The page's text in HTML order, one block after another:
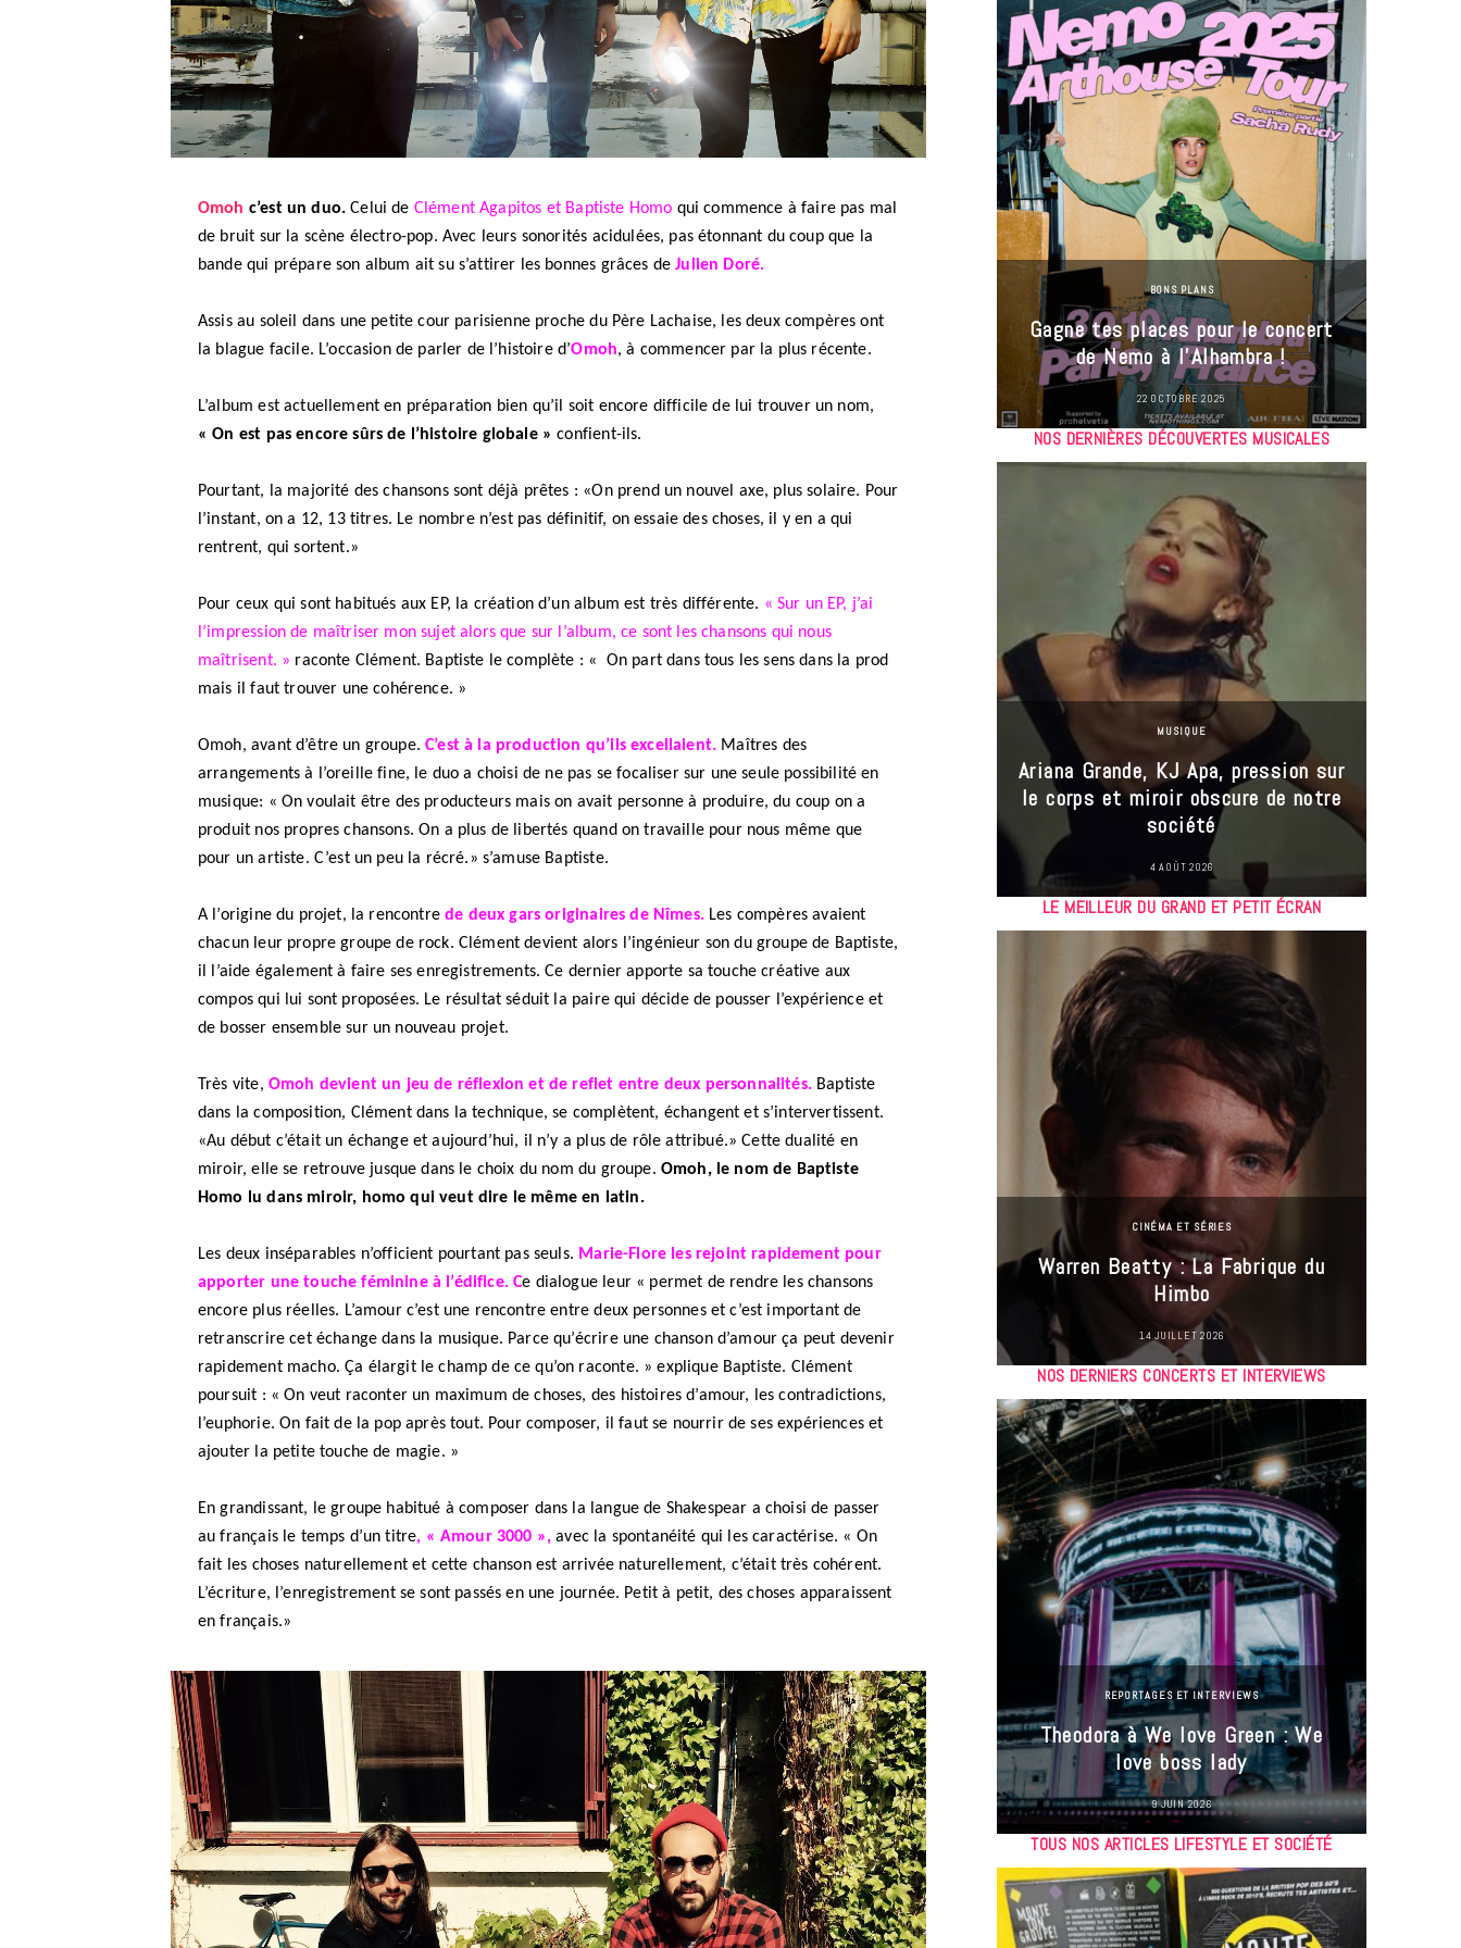
Omoh c’est un duo. Celui de Clément Agapitos et Baptiste Homo qui commence à faire pas mal
de bruit sur la scène électro-pop. Avec leurs sonorités acidulées, pas étonnant du coup que la
bande qui prépare son album ait su s’attirer les bonnes grâces deJulien Doré.
Assis au soleil dans une petite cour parisienne proche du Père Lachaise, les deux compères ont
la blague facile. L’occasion de parler de l’histoire d’Omoh, à commencer par la plus récente.
L’album est actuellement en préparation bien qu’il soit encore difficile de lui trouver un nom,
« On est pas encore sûrs de l’histoire globale » confient-ils.
Pourtant, la majorité des chansons sont déjà prêtes : «On prend un nouvel axe, plus solaire. Pour
l’instant, on a 12, 13 titres. Le nombre n’est pas définitif, on essaie des choses, il y en a qui
rentrent, qui sortent.»
Pour ceux qui sont habitués aux EP, la création d’un album est très différente. « Sur un EP, j’ai
l’impression de maîtriser mon sujet alors que sur l’album, ce sont les chansons qui nous
maîtrisent. » raconte Clément. Baptiste le complète : « On part dans tous les sens dans la prod
mais il faut trouver une cohérence. »
Omoh, avant d’être un groupe. C’est à la production qu’ils excellaient. Maîtres des
arrangements à l’oreille fine, le duo a choisi de ne pas se focaliser sur une seule possibilité en
musique: « On voulait être des producteurs mais on avait personne à produire, du coup on a
produit nos propres chansons. On a plus de libertés quand on travaille pour nous même que
pour un artiste. C’est un peu la récré.» s’amuse Baptiste.
A l’origine du projet, la rencontrede deux gars originaires de Nîmes.Les compères avaient
chacun leur propre groupe de rock. Clément devient alors l’ingénieur son du groupe de Baptiste,
il l’aide également à faire ses enregistrements. Ce dernier apporte sa touche créative aux
compos qui lui sont proposées. Le résultat séduit la paire qui décide de pousser l’expérience et
de bosser ensemble sur un nouveau projet.
Très vite, Omoh devient un jeu de réflexion et de reflet entre deux personnalités. Baptiste
dans la composition, Clément dans la technique, se complètent, échangent et s’intervertissent.
«Au début c’était un échange et aujourd’hui, il n’y a plus de rôle attribué.» Cette dualité en
miroir, elle se retrouve jusque dans le choix du nom du groupe. Omoh, le nom de Baptiste
Homo lu dans miroir, homo qui veut dire le même en latin.
Les deux inséparables n’officient pourtant pas seuls. Marie-Flore les rejoint rapidement pour
apporter une touche féminine à l’édifice. Ce dialogue leur « permet de rendre les chansons
encore plus réelles. L’amour c’est une rencontre entre deux personnes et c’est important de
retranscrire cet échange dans la musique. Parce qu’écrire une chanson d’amour ça peut devenir
rapidement macho. Ça élargit le champ de ce qu’on raconte. » explique Baptiste. Clément
poursuit : « On veut raconter un maximum de choses, des histoires d’amour, les contradictions,
l’euphorie. On fait de la pop après tout. Pour composer, il faut se nourrir de ses expériences et
ajouter la petite touche de magie. »
En grandissant, le groupe habitué à composer dans la langue de Shakespear a choisi de passer
au français le temps d’un titre, « Amour 3000 », avec la spontanéité qui les caractérise. « On
fait les choses naturellement et cette chanson est arrivée naturellement, c’était très cohérent.
L’écriture, l’enregistrement se sont passés en une journée. Petit à petit, des choses apparaissent
en français.»
concerts, expos, kart, aéroplume…
à la Cité des Sciences
BONS PLANS
Gagne tes places pour le concert
de Nemo à l’Alhambra !
22 OCTOBRE 2025
NOS DERNIÈRES DÉCOUVERTES MUSICALES
Cage The Elephant, l’ivoire du rock
dévoile « Beaches In Tennessee »
MUSIQUE
Ariana Grande, KJ Apa, pression sur
le corps et miroir obscure de notre
société
4 AOÛT 2026
LE MEILLEUR DU GRAND ET PETIT ÉCRAN
Disclosure Day : le retour en grâce
de Steven Spielberg
9 JUIN 2026
CINÉMA ET SÉRIES
Warren Beatty : La Fabrique du
Himbo
14 JUILLET 2026
NOS DERNIERS CONCERTS ET INTERVIEWS
REPORTAGES ET INTERVIEWS
We Love Green se met au vert sur
la Montagne de Gorillaz
7 JUIN 2026
REPORTAGES ET INTERVIEWS
Theodora à We love Green : We
love boss lady
9 JUIN 2026
TOUS NOS ARTICLES LIFESTYLE ET SOCIÉTÉ